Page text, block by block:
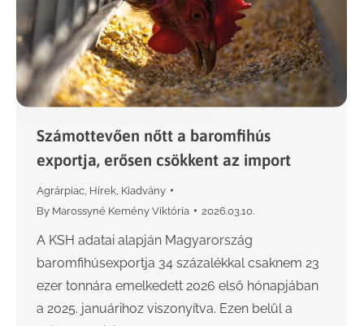
Számottevően nőtt a baromfihús
exportja, erősen csökkent az import
Agrárpiac Hírek Kiadvány
By Marossyné Kemény Viktória 2026.03.10.
A KSH adatai alapján Magyarország
baromfihúsexportja 34 százalékkal csaknem 23
ezer tonnára emelkedett 2026 első hónapjában
a 2025. januárihoz viszonyítva. Ezen belül a